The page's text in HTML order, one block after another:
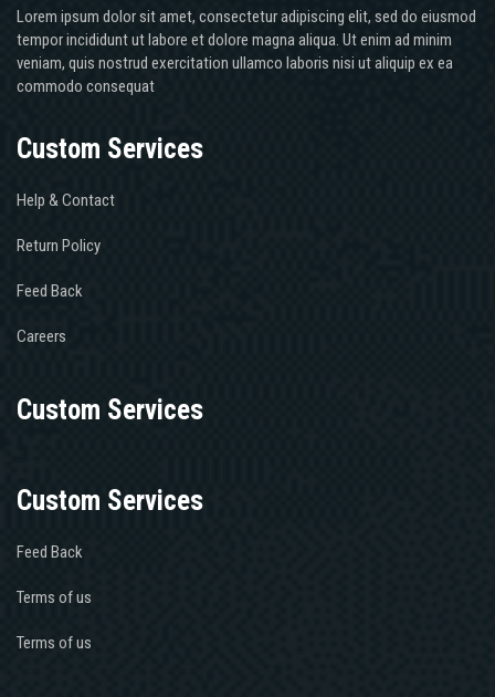
Lorem ipsum dolor sit amet, consectetur adipiscing elit, sed do eiusmod
tempor incididunt ut labore et dolore magna aliqua. Ut enim ad minim
veniam, quis nostrud exercitation ullamco laboris nisi ut aliquip ex ea
commodo consequat
Custom Services
Help & Contact
Return Policy
Feed Back
Careers
Custom Services
Custom Services
Feed Back
Terms of us
Terms of us